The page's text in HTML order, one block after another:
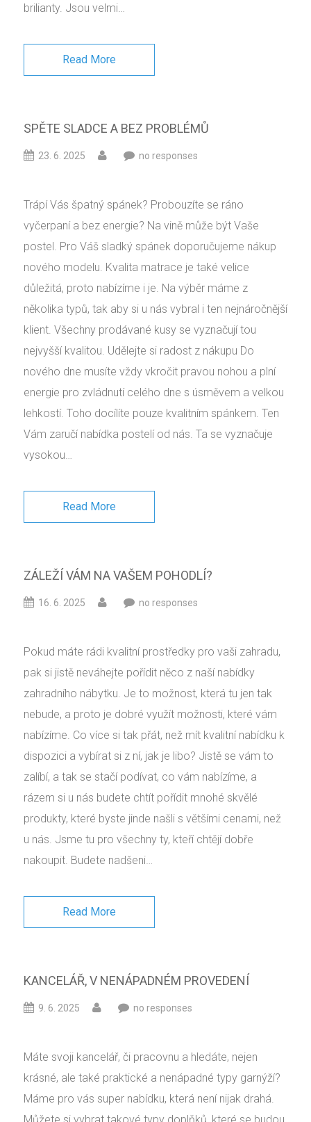
brilianty. Jsou velmi…
Read More
SPĚTE SLADCE A BEZ PROBLÉMŮ
23. 6. 2025 no responses
Trápí Vás špatný spánek? Probouzíte se ráno
vyčerpaní a bez energie? Na vině může být Vaše
postel. Pro Váš sladký spánek doporučujeme nákup
nového modelu. Kvalita matrace je také velice
důležitá, proto nabízíme i je. Na výběr máme z
několika typů, tak aby si u nás vybral i ten nejnáročnější
klient. Všechny prodávané kusy se vyznačují tou
nejvyšší kvalitou. Udělejte si radost z nákupu Do
nového dne musíte vždy vkročit pravou nohou a plní
energie pro zvládnutí celého dne s úsměvem a velkou
lehkostí. Toho docílíte pouze kvalitním spánkem. Ten
Vám zaručí nabídka postelí od nás. Ta se vyznačuje
vysokou…
Read More
ZÁLEŽÍ VÁM NA VAŠEM POHODLÍ?
16. 6. 2025 no responses
Pokud máte rádi kvalitní prostředky pro vaši zahradu,
pak si jistě neváhejte pořídit něco z naší nabídky
zahradního nábytku. Je to možnost, která tu jen tak
nebude, a proto je dobré využít možnosti, které vám
nabízíme. Co více si tak přát, než mít kvalitní nabídku k
dispozici a vybírat si z ní, jak je libo? Jistě se vám to
zalíbí, a tak se stačí podívat, co vám nabízíme, a
rázem si u nás budete chtít pořídit mnohé skvělé
produkty, které byste jinde našli s většími cenami, než
u nás. Jsme tu pro všechny ty, kteří chtějí dobře
nakoupit. Budete nadšeni…
Read More
KANCELÁŘ, V NENÁPADNÉM PROVEDENÍ
9. 6. 2025 no responses
Máte svoji kancelář, či pracovnu a hledáte, nejen
krásné, ale také praktické a nenápadné typy garnýží?
Máme pro vás super nabídku, která není nijak drahá.